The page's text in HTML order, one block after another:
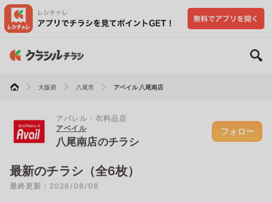
大阪府 八尾市 アベイル 八尾南店
アパレル・衣料品店
アベイル
八尾南店のチラシ
フォロー
最新のチラシ（全6枚）
最終更新：2026/08/08